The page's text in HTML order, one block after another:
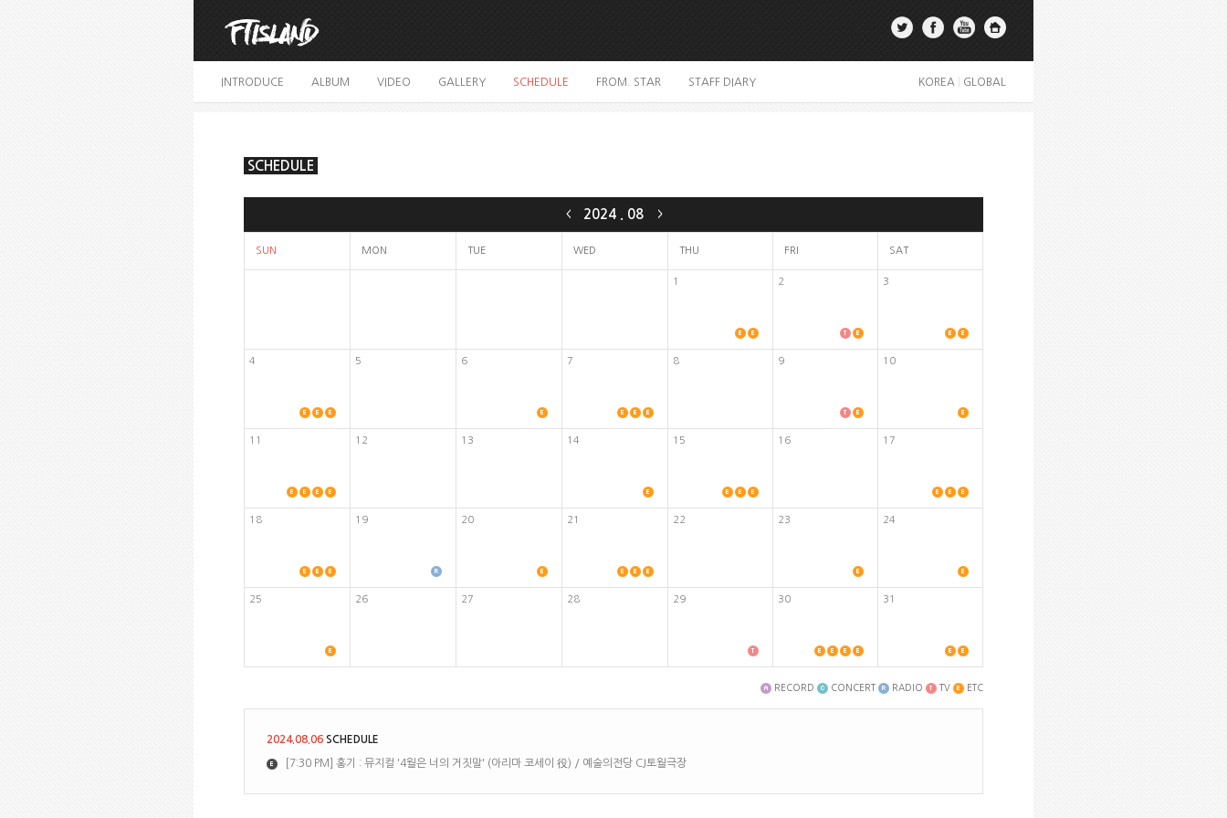
INTRODUCE ALBUM VIDEO GALLERY SCHEDULE FROM. STAR STAFF DIARY KOREA GLOBAL
SCHEDULE
2024 08
< >
SUN MON TUE WED THU FRI SAT
1 2 3
4 5 6 7 8 9 10
11 12 13 14 15 16 17
18 19 20 21 22 23 24
25 26 27 28 29 30 31
RECORD CONCERT RADIO TV ETC
2024.08.06 SCHEDULE
[7:30 PM] 홍기 : 뮤지컬 '4월은 너의 거짓말' (아리마 코세이 役) / 예술의전당 CJ토월극장